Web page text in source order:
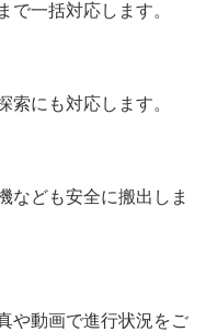
一括対応します。
にも対応します。
なども安全に搬出しま
や動画で進行状況をご